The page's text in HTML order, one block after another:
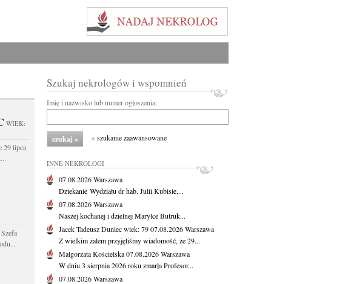
WIEK:
29 lipca
Szukaj nekrologów i wspomnień
Imię i nazwisko lub numer ogłoszenia:
+ szukanie zaawansowane
INNE NEKROLOGI
07.08.2026Warszawa
Dziekanie Wydziału dr hab. Julii Kubisie,...
07.08.2026Warszawa
Naszej kochanej i dzielnej Marylce Butruk...
Jacek Tadeusz Duniecwiek: 7907.08.2026Warszawa
Z wielkim żalem przyjęliśmy wiadomość, że 29...
Małgorzata Kościelska07.08.2026Warszawa
W dniu 3 sierpnia 2026 roku zmarła Profesor...
07.08.2026Warszawa